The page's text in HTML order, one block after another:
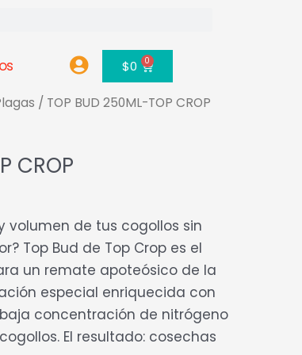
$0 0 Carrito
/ TOP BUD 250ML-TOP CROP
CROP
volumen de tus cogollos sin
Top Bud de Top Crop es el
un remate apoteósico de la
especial enriquecida con
concentración de nitrógeno
El resultado: cosechas